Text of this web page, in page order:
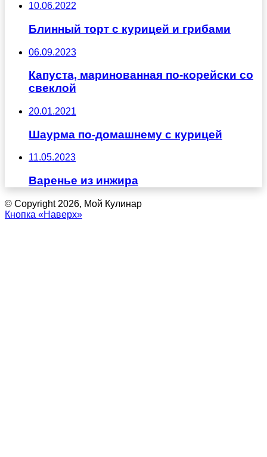
10.06.2022
Блинный торт с курицей и грибами
06.09.2023
Капуста, маринованная по-корейски со
свеклой
20.01.2021
Шаурма по-домашнему с курицей
11.05.2023
Варенье из инжира
© Copyright 2026, Мой Кулинар
Кнопка «Наверх»